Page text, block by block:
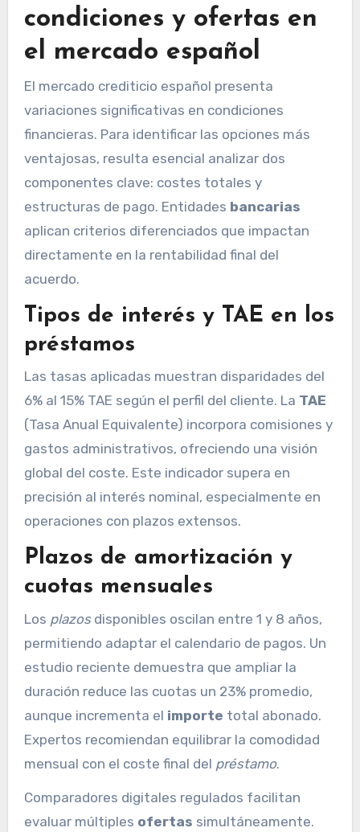
condiciones y ofertas en
el mercado español
El mercado crediticio español presenta
variaciones significativas en condiciones
financieras. Para identificar las opciones más
ventajosas, resulta esencial analizar dos
componentes clave: costes totales y
estructuras de pago. Entidades bancarias
aplican criterios diferenciados que impactan
directamente en la rentabilidad final del
acuerdo.
Tipos de interés y TAE en los
préstamos
Las tasas aplicadas muestran disparidades del
6% al 15% TAE según el perfil del cliente. La TAE
(Tasa Anual Equivalente) incorpora comisiones y
gastos administrativos, ofreciendo una visión
global del coste. Este indicador supera en
precisión al interés nominal, especialmente en
operaciones con plazos extensos.
Plazos de amortización y
cuotas mensuales
Los plazosdisponibles oscilan entre 1 y 8 años,
permitiendo adaptar el calendario de pagos. Un
estudio reciente demuestra que ampliar la
duración reduce las cuotas un 23% promedio,
aunque incrementa el importe total abonado.
Expertos recomiendan equilibrar la comodidad
mensual con el coste final del préstamo.
Comparadores digitales regulados facilitan
evaluar múltiples ofertas simultáneamente.